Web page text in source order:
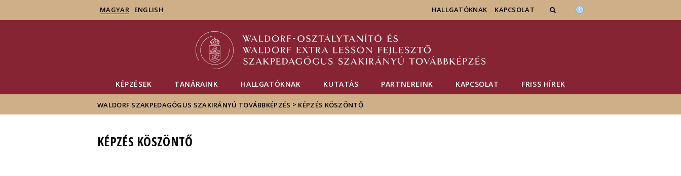
sajtóban
MAGYAR ENGLISH HALLGATÓKNAK KAPCSOLAT
KÉPZÉSEK TANÁRAINK HALLGATÓKNAK KUTATÁS PARTNEREINK KAPCSOLAT FRISS HÍREK
WALDORF SZAKPEDAGÓGUS SZAKIRÁNYÚ TOVÁBBKÉPZÉS > KÉPZÉS KÖSZÖNTŐ
KÉPZÉS KÖSZÖNTŐ